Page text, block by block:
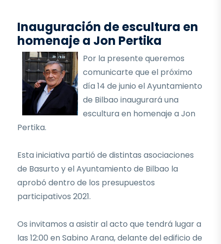
Inauguración de escultura en
homenaje a Jon Pertika
Por la presente queremos
comunicarte que el próximo
día 14 de junio el Ayuntamiento
de Bilbao inaugurará una
escultura en homenaje a Jon
Pertika.
Esta iniciativa partió de distintas asociaciones
de Basurto y el Ayuntamiento de Bilbao la
aprobó dentro de los presupuestos
participativos 2021.
Os invitamos a asistir al acto que tendrá lugar a
las 12:00 en Sabino Arana, delante del edificio de